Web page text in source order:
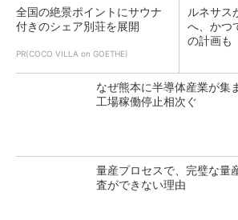
全国の絶景ポイントにサウナ
付きのシェア別荘を展開
PR(COCO VILLA on GOETHE)
ルネサス
へ、かつ
の計画も
なぜ熊本に半導体産業が
工場稼働停止相次ぐ
量産プロセスで、完璧な量
査ができない理由